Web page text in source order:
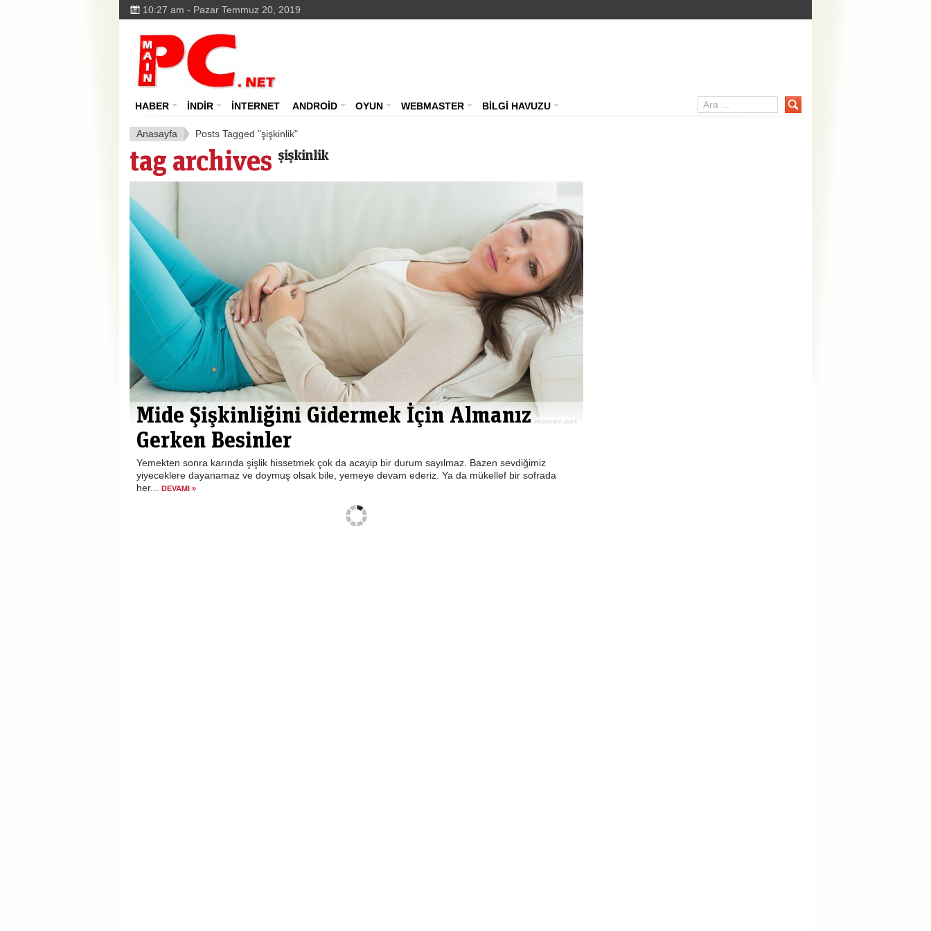
10:27 am - Pazar Temmuz 20, 2019
HABER İNDİR İNTERNET ANDROİD OYUN WEBMASTER BİLGİ HAVUZU
Anasayfa Posts Tagged "şişkinlik"
tag archives şişkinlik
Mide Şişkinliğini Gidermek İçin Almanız
Gerken Besinler
Yemekten sonra karında şişlik hissetmek çok da acayip bir durum sayılmaz. Bazen sevdiğimiz
yiyeceklere dayanamaz ve doymuş olsak bile, yemeye devam ederiz. Ya da mükellef bir sofrada
her...
DEVAMI »